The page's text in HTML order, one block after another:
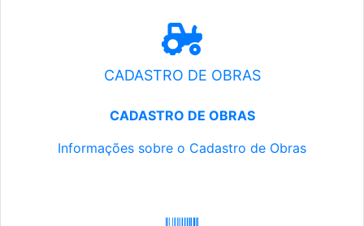
CADASTRO DE OBRAS
CADASTRO DE OBRAS
Informações sobre o Cadastro de Obras